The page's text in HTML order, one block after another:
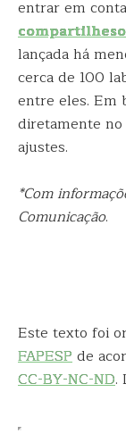
entrar em
lançada há
cerca de 100
entre eles. Em
diretamente
ajustes.
*Com
Comunicação.
Este texto foi
FAPESPde
CC-BY-NC-ND.